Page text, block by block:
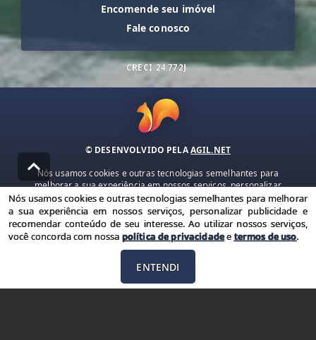
Encomende seu imóvel
Fale conosco
CRECI 24.772J
© DESENVOLVIDO PELAAGIL.NET
Nós usamos cookies e outras tecnologias semelhantes para
melhorar a sua experiência em nossos serviços, personalizar
publicidade e recomendar conteúdo de seu interesse. Ao utilizar
nossos serviços, você concorda com nossa política de privacidade e
termos de uso.
Política de Privacidade Termos de uso
Nós usamos cookies e outras tecnologias semelhantes para melhorar
a sua experiência em nossos serviços, personalizar publicidade e
recomendar conteúdo de seu interesse. Ao utilizar nossos serviços,
você concorda com nossa política de privacidadeetermos de uso.
ENTENDI